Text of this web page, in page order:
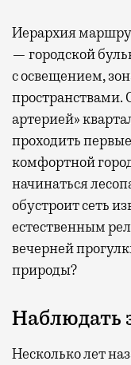
Иерархия
— городской
с освещением,
пространствами.
артерией»
проходить
комфортной
начинаться
обустроит сеть
естественным
вечерней
природы?
Наблюдать
Несколько лет